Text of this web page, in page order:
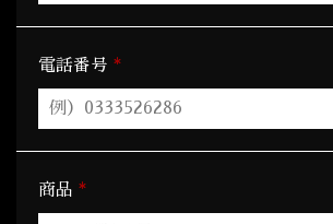
電話番号 *
商品 *